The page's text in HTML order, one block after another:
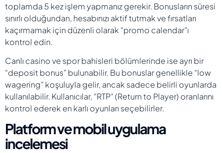
toplamda 5 kez işlem yapmanız gerekir. Bonusların süresi
sınırlı olduğundan, hesabınızı aktif tutmak ve fırsatları
kaçırmamak için düzenli olarak “promo calendar”ı
kontrol edin.
Canlı casino ve spor bahisleri bölümlerinde ise ayrı bir
“deposit bonus” bulunabilir. Bu bonuslar genellikle “low
wagering” koşuluyla gelir, ancak sadece belirli oyunlarda
kullanılabilir. Kullanıcılar, “RTP” (Return to Player) oranlarını
kontrol ederek en karlı oyunları seçebilirler.
Platform ve mobil uygulama
incelemesi